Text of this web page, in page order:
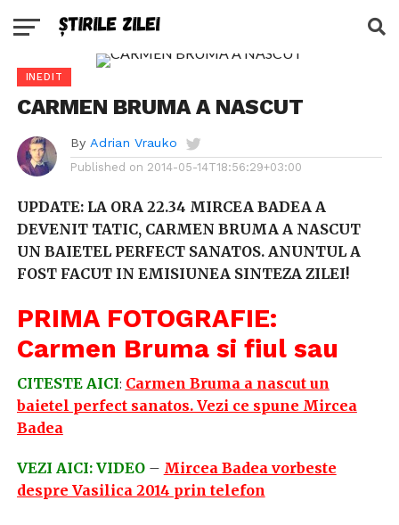
INEDIT
CARMEN BRUMA A NASCUT
By Adrian Vrauko
Published on 2014-05-14T18:56:29+03:00
UPDATE: LA ORA 22.34 MIRCEA BADEA A
DEVENIT TATIC, CARMEN BRUMA A NASCUT
UN BAIETEL PERFECT SANATOS. ANUNTUL A
FOST FACUT IN EMISIUNEA SINTEZA ZILEI!
PRIMA FOTOGRAFIE:
Carmen Bruma si fiul sau
CITESTE AICI: Carmen Bruma a nascut un
baietel perfect sanatos. Vezi ce spune Mircea
Badea
VEZI AICI: VIDEO– Mircea Badea vorbeste
despre Vasilica 2014 prin telefon